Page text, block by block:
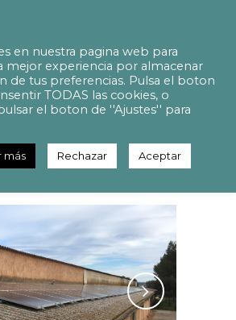
Proyecto de
fotovoltaica en
Cosmet
en nuestra pagina web para
mejor experiencia por almacenar
de tus preferencias. Pulsa el boton
TODAS las cookies, o
el boton de ''Ajustes'' para
más Rechazar Aceptar